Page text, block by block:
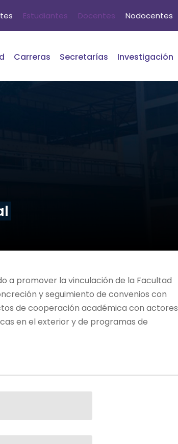
Estudiantes Docentes Nodocentes
Carreras Secretarías Investigación
a promover la vinculación de la Facultad
y seguimiento de convenios con
de cooperación académica con actores
en el exterior y de programas de